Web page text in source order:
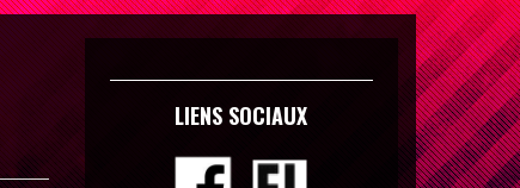
LIENS SOCIAUX